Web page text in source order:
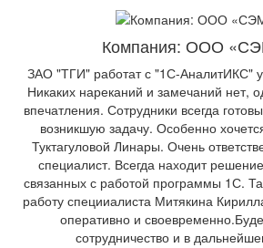
Компания: ООО
ЗАО "ТГИ" работат с "1С-АналитИКС"
Никаких нареканий и замечаний нет,
впечатления. Сотрудники всегда
возникшую задачу. Особенно
Туктагуловой Линары. Очень
специалист. Всегда находит
связанных с работой программы 1С.
работу специиалиста Митякина
оперативно и
сотрудничество и в